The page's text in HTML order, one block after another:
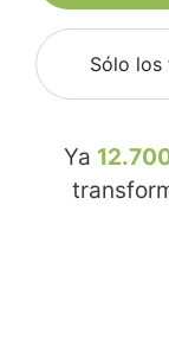
Sólo los
Ya